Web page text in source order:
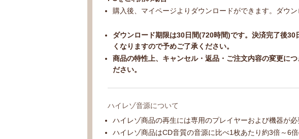
購入後、マイページよりダウンロードができます。ダウ
ダウンロード期限は30日間(720時間)です。決済完了後
くなりますので予めご了承ください。
商品の特性上、キャンセル・返品・ご注文内容の変更に
ださい。
ハイレゾ音源について
ハイレゾ商品の再生には専用のプレイヤーおよび機器が必
ハイレゾ商品はCD音質の音源に比べ1枚あたり約3倍～6